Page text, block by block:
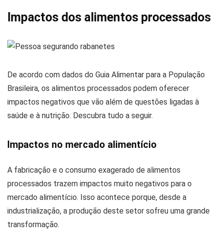
Impactos dos alimentos processados
De acordo com dados do Guia Alimentar para a População
Brasileira, os alimentos processados podem oferecer
impactos negativos que vão além de questões ligadas à
saúde e à nutrição. Descubra tudo a seguir.
Impactos no mercado alimentício
A fabricação e o consumo exagerado de alimentos
processados trazem impactos muito negativos para o
mercado alimentício. Isso acontece porque, desde a
industrialização, a produção deste setor sofreu uma grande
transformação.